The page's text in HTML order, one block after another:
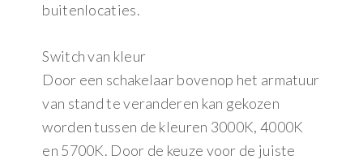
buitenlocaties.
Switch van kleur
Door een schakelaar bovenop het armatuur
van stand te veranderen kan gekozen
worden tussen de kleuren 3000K, 4000K
en 5700K. Door de keuze voor de juiste